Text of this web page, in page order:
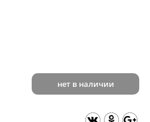
нет в наличии